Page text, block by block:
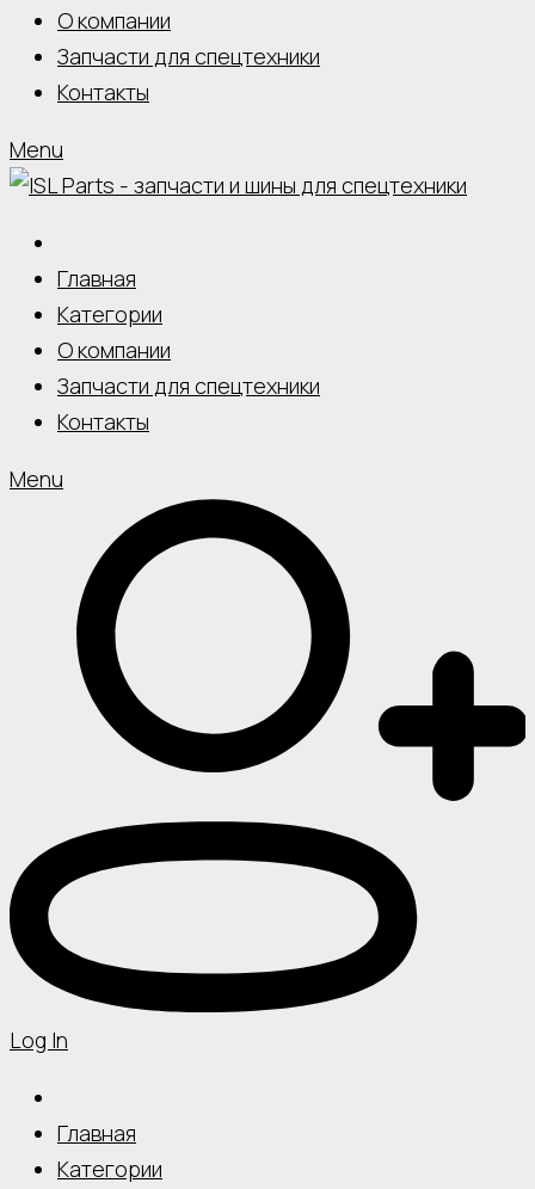
О компании
Запчасти для спецтехники
Контакты
Menu
Главная
Категории
О компании
Запчасти для спецтехники
Контакты
Menu
Log In
Главная
Категории